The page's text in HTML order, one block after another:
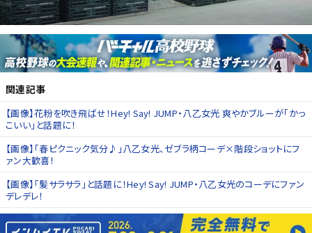
関連記事
【画像】花粉を吹き飛ばせ！Hey! Say! JUMP・八乙女光 爽やかブルーが「かっ
こいい」と話題に！
【画像】「春ピクニック気分♪」八乙女光、ゼブラ柄コーデ×階段ショットにフ
ァン大歓喜！
【画像】「髪サラサラ」と話題に！Hey! Say! JUMP・八乙女光のコーデにファン
デレデレ！